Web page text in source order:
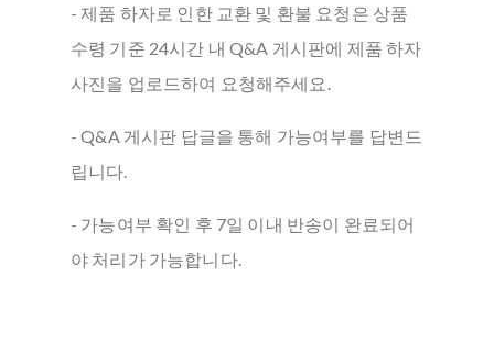
- 제품 하자로 인한 교환 및 환불 요청은 상품
수령 기준 24시간 내 Q&A 게시판에 제품 하자
사진을 업로드하여 요청해주세요.
- Q&A 게시판 답글을 통해 가능여부를 답변드
립니다.
- 가능여부 확인 후 7일 이내 반송이 완료되어
야 처리가 가능합니다.